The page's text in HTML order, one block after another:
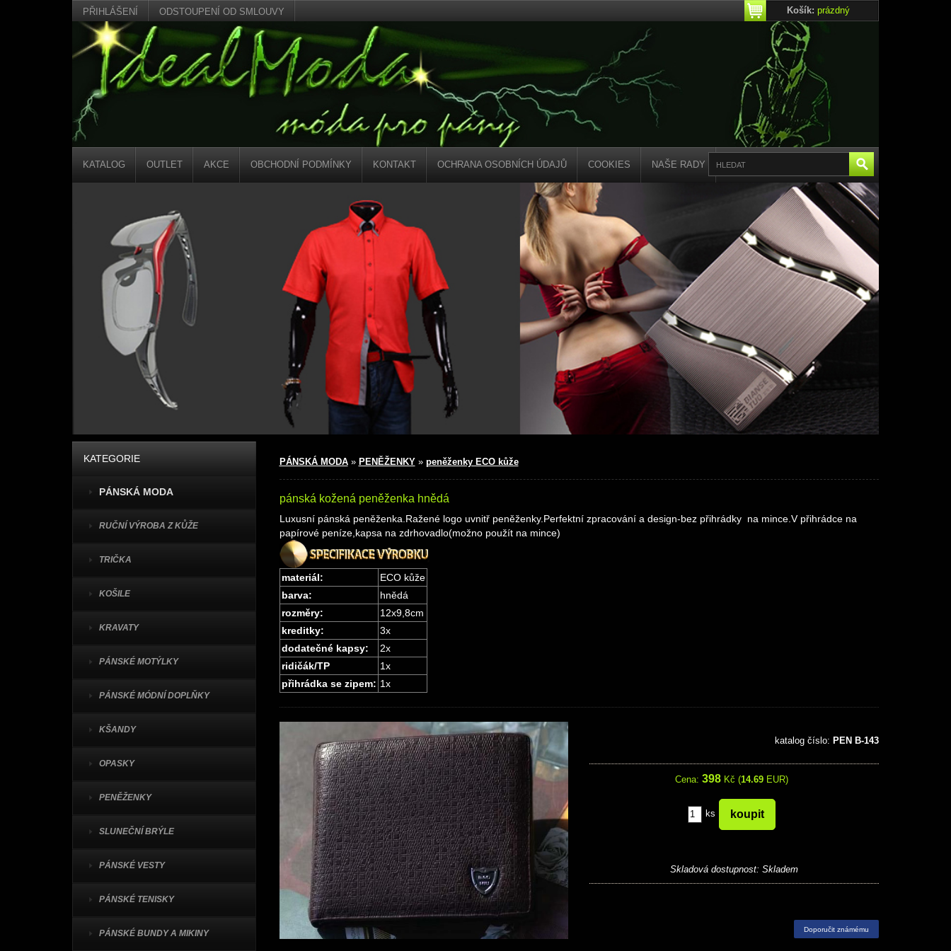
PŘIHLÁŠENÍ ODSTOUPENÍ OD SMLOUVY Košík: prázdný
KATALOG OUTLET AKCE OBCHODNÍ PODMÍNKY KONTAKT OCHRANA OSOBNÍCH ÚDAJŮ COOKIES NAŠE RADY
KATEGORIE
PÁNSKÁ MODA
RUČNÍ VÝROBA Z KŮŽE
TRIČKA
KOŠILE
KRAVATY
PÁNSKÉ MOTÝLKY
PÁNSKÉ MÓDNÍ DOPLŇKY
KŠANDY
OPASKY
PENĚŽENKY
SLUNEČNÍ BRÝLE
PÁNSKÉ VESTY
PÁNSKÉ TENISKY
PÁNSKÉ BUNDY A MIKINY
PÁNSKÁ MODA» PENĚŽENKY» peněženky ECO kůže
pánská kožená peněženka hnědá
Luxusní pánská peněženka.Ražené logo uvnitř peněženky.Perfektní zpracování a design-bez přihrádky na mince.V přihrádce na
papírové peníze,kapsa na zdrhovadlo(možno použít na mince)
materiál:
ECO kůže
barva:
hnědá
rozměry:
12x9,8cm
kreditky:
3x
dodatečné kapsy:
2x
ridičák/TP
1x
přihrádka se zipem: 1x
katalog číslo: PEN B-143
Cena: 398 Kč (14.69EUR)
ks
Skladová dostupnost:Skladem
Doporučit známému